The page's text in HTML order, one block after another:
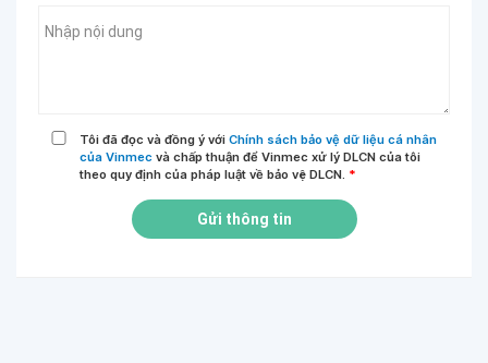
Tôi đã đọc và đồng ý với Chính sách bảo vệ dữ liệu cá nhân
của Vinmec và chấp thuận để Vinmec xử lý DLCN của tôi
theo quy định của pháp luật về bảo vệ DLCN. *
Gửi thông tin